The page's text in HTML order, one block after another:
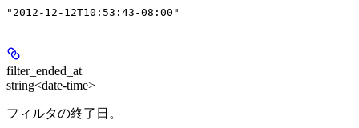
"2012-12-12T10:53:43-08:00"
filter_ended_at
string<date-time>
フィルタの終了日。